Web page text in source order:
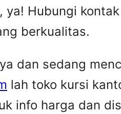
Hubungi
berkualitas.
dan sedang
lah toko kursi
info harga dan